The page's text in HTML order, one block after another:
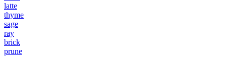
latte
thyme
sage
ray
brick
prune